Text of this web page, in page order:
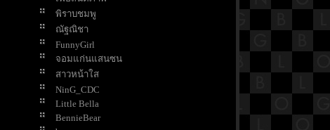
Unlocked
รักหนูมั้
Plane
The Last of Us
Thai Massage
พิราบชมพู
ณัฐณิชา
FunnyGirl
จอมแก่นแสนซน
สาวหน้าใส
NinG_CDC
Little Bella
BennieBear